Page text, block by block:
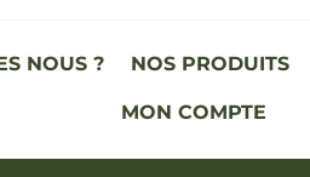
NOUS ? NOS PRODUITS
MON COMPTE